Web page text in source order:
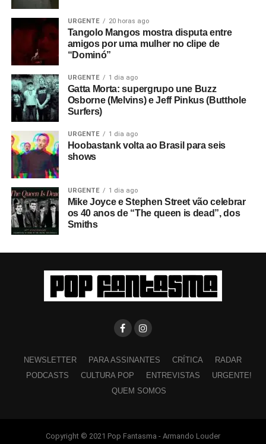
URGENTE 20 horas ago
Tangolo Mangos mostra disputa entre
amigos por uma mulher no clipe de
“Dominó”
URGENTE 1 dia ago
Gatta Morta: supergrupo une Buzz
Osborne (Melvins) e Jeff Pinkus (Butthole
Surfers)
URGENTE 1 dia ago
Hoobastank volta ao Brasil para seis
shows
URGENTE 1 dia ago
Mike Joyce e Stephen Street vão celebrar
os 40 anos de “The queen is dead”, dos
Smiths
NEWSLETTER PARA ASSINANTES CRÍTICA
RADAR
PODCASTS
CULTURA POP ENTREVISTAS
URGENTE!
QUEM SOMOS
Copyright © 2021 Pop Fantasma - Armando Louder